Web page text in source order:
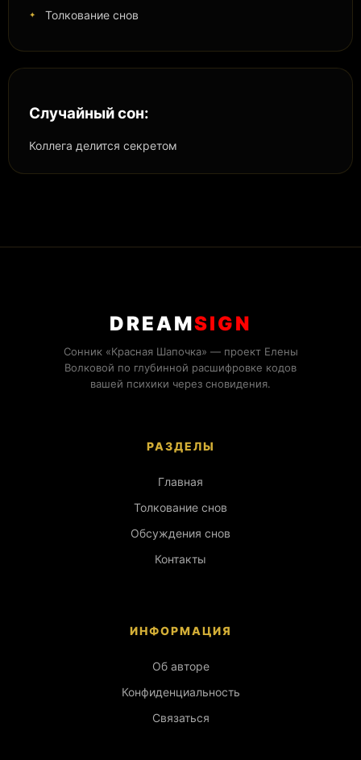
Толкование снов
Случайный сон:
Коллега делится секретом
DREAMSIGN
Сонник «Красная Шапочка» — проект Елены
Волковой по глубинной расшифровке кодов
вашей психики через сновидения.
РАЗДЕЛЫ
Главная
Толкование снов
Обсуждения снов
Контакты
ИНФОРМАЦИЯ
Об авторе
Конфиденциальность
Связаться